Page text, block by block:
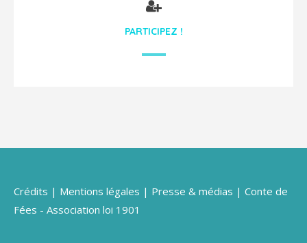
PARTICIPEZ !
Crédits | Mentions légales | Presse & médias | Conte de
Fées - Association loi 1901